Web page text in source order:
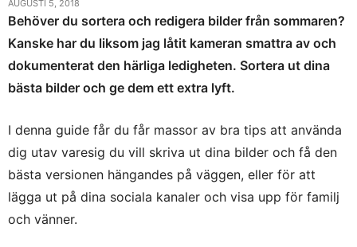
AUGUSTI 5, 2018
Behöver du sortera och redigera bilder från sommaren?
Kanske har du liksom jag låtit kameran smattra av och
dokumenterat den härliga ledigheten. Sortera ut dina
bästa bilder och ge dem ett extra lyft.
I denna guide får du får massor av bra tips att använda
dig utav varesig du vill skriva ut dina bilder och få den
bästa versionen hängandes på väggen, eller för att
lägga ut på dina sociala kanaler och visa upp för familj
och vänner.